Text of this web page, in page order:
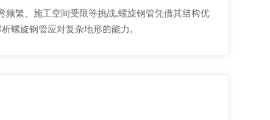
繁、施工空间受限等挑战,螺旋钢管凭借其结构优
螺旋钢管应对复杂地形的能力,